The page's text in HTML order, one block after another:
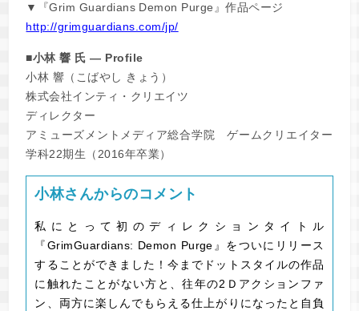
▼『Grim Guardians Demon Purge』作品ページ
http://grimguardians.com/jp/
■小林 響 氏 ― Profile
小林 響（こばやし きょう）
株式会社インティ・クリエイツ
ディレクター
アミューズメントメディア総合学院 ゲームクリエイター
学科22期生（2016年卒業）
小林さんからのコメント
私にとって初のディレクションタイトル
『GrimGuardians: Demon Purge』をついにリリース
することができました！今までドットスタイルの作品
に触れたことがない方と、往年の2Ｄアクションファ
ン、両方に楽しんでもらえる仕上がりになったと自負